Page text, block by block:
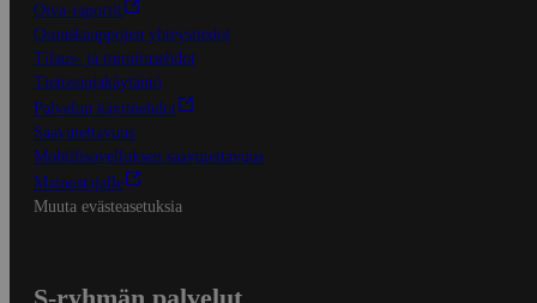
Oiva-raportit
Osuuskauppojen yhteystiedot
Tilaus- ja toimitusehdot
Tietosuojakäytäntö
Palvelun käyttöehdot
Saavutettavuus
Mobiilisovelluksen saavutettavuus
Mainostajalle
Muuta evästeasetuksia